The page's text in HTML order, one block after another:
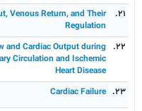
۲۱.
Venous Return, and Their
Regulation
۲۲.
and Cardiac Output during
Circulation and Ischemic
Heart Disease
۲۳. Cardiac Failure